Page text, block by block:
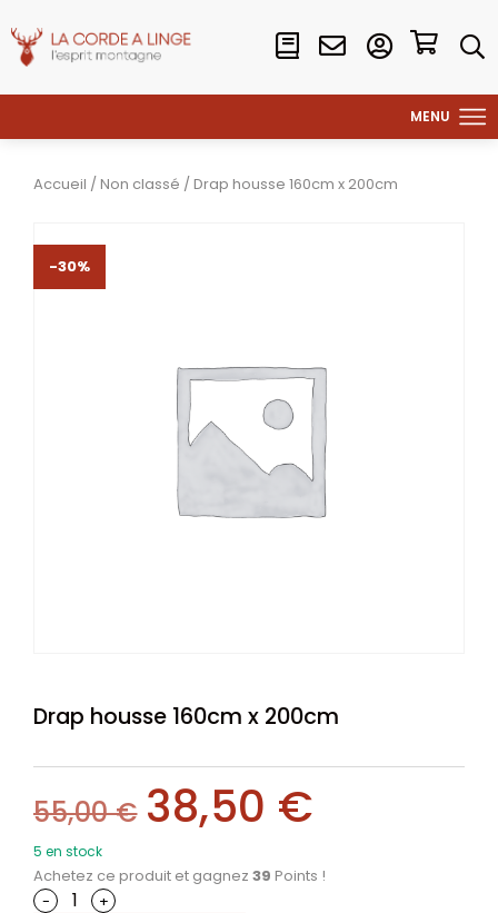
Accueil / Non classé / Drap housse 160cm x 200cm
-30%
-30%
Drap housse 160cm x 200cm
55,00€ 38,50 €
5 en stock
Achetez ce produit et gagnez 39 Points !
-
+